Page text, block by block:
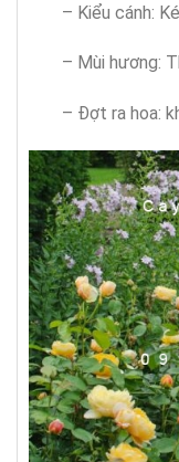
– Kiểu cánh:
– Mùi hương:
– Đợt ra hoa: